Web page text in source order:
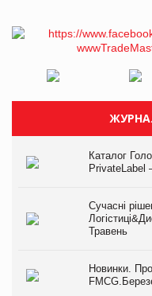
Каталог
PrivateLabel
Сучасні
Травень
Новинки.